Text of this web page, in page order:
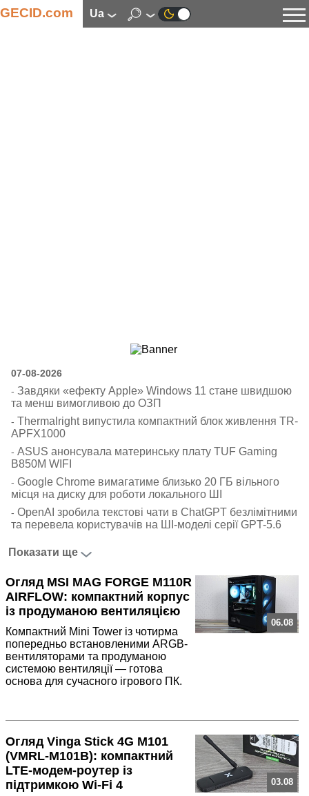
GECID.com ua
Смартфони
Автоелектроніка
Програмне забезпечення
07-08-2026
- Завдяки «ефекту Apple» Windows 11 стане швидшою
та менш вимогливою до OЗП
- Thermalright випустила компактний блок живлення TR-
APFX1000
- ASUS анонсувала материнську плату TUF Gaming
B850M WIFI
- Google Chrome вимагатиме близько 20 ГБ вільного
місця на диску для роботи локального ШІ
- OpenAI зробила текстові чати в ChatGPT безлімітними
та перевела користувачів на ШІ-моделі серії GPT-5.6
Показати ще
Огляд MSI MAG FORGE M110R
AIRFLOW: компактний корпус
із продуманою вентиляцією
Компактний Mini Tower із чотирма
попередньо встановленими ARGB-
вентиляторами та продуманою
системою вентиляції — готова
основа для сучасного ігрового ПК.
06.08
Огляд Vinga Stick 4G M101
(VMRL-M101B): компактний
LTE-модем-роутер із
підтримкою Wi-Fi 4
03.08